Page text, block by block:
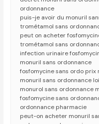
ordonnance
puis-je avoir du monuril
trométamol sans
peut on acheter
trométamol sans
infection urinaire
monuril sans ordonnance
fosfomycine sans ordo prix
monuril sans ordonnance
monurol sans ordonnance
fosfomycine sans
ordonnance pharmacie
peut-on acheter monuril